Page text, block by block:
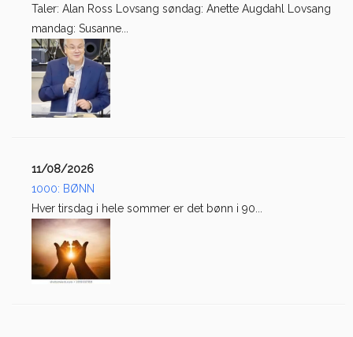
Taler: Alan Ross Lovsang søndag: Anette Augdahl Lovsang
mandag: Susanne...
11/08/2026
1000: BØNN
Hver tirsdag i hele sommer er det bønn i 90...